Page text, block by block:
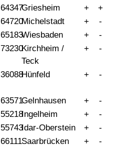
64347Griesheim +
+
64720Michelstadt +
-
65183Wiesbaden +
-
73230Kirchheim /
Teck
+ -
36088Hünfeld + -
63571Gelnhausen +
-
55218Ingelheim +
-
55743Idar-Oberstein +
-
66111Saarbrücken + -